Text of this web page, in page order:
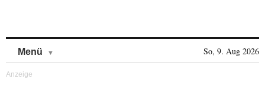
Menü So, 9. Aug 2026